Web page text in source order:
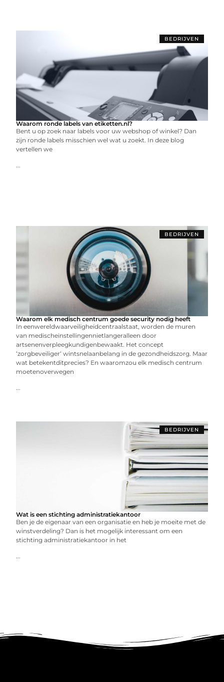
BEDRIJVEN
Waarom ronde labels van etiketten.nl?
Bent u op zoek naar labels voor uw webshop of winkel? Dan
zijn ronde labels misschien wel wat u zoekt. In deze blog
vertellen we
...
BEDRIJVEN
Waarom elk medisch centrum goede security nodig heeft
In eenwereldwaarveiligheidcentraalstaat, worden de muren
van medischeinstellingennietlangeralleen door
artsenenverpleegkundigenbewaakt. Het concept
‘zorgbeveiliger‘ wintsnelaanbelang in de gezondheidszorg. Maar
wat betekentditprecies? En waaromzou elk medisch centrum
moetenoverwegen
...
BEDRIJVEN
Wat is een stichting administratiekantoor
Ben je de eigenaar van een organisatie en heb je moeite met de
winstverdeling? Dan is het mogelijk interessant om een
stichting administratiekantoor in het
...